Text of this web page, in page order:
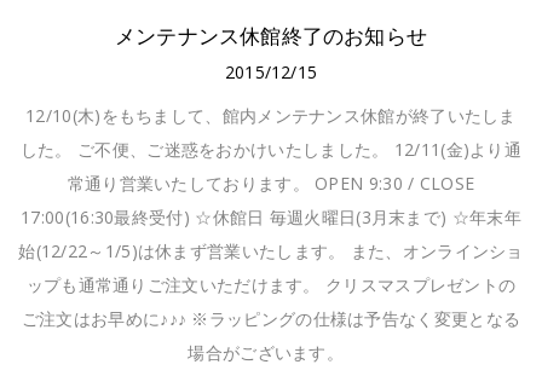
メンテナンス休館終了のお知らせ
2015/12/15
12/10(木)をもちまして、館内メンテナンス休館が終了いたしま
した。 ご不便、ご迷惑をおかけいたしました。 12/11(金)より通
常通り営業いたしております。 OPEN 9:30 / CLOSE
17:00(16:30最終受付) ☆休館日 毎週火曜日(3月末まで) ☆年末年
始(12/22～1/5)は休まず営業いたします。 また、オンラインショ
ップも通常通りご注文いただけます。 クリスマスプレゼントの
ご注文はお早めに♪♪♪ ※ラッピングの仕様は予告なく変更となる
場合がございます。